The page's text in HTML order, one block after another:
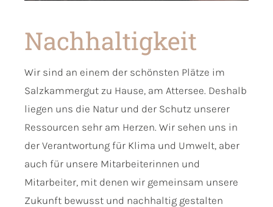
Nachhaltigkeit
Wir sind an einem der schönsten Plätze im
Salzkammergut zu Hause, am Attersee. Deshalb
liegen uns die Natur und der Schutz unserer
Ressourcen sehr am Herzen. Wir sehen uns in
der Verantwortung für Klima und Umwelt, aber
auch für unsere Mitarbeiterinnen und
Mitarbeiter, mit denen wir gemeinsam unsere
Zukunft bewusst und nachhaltig gestalten